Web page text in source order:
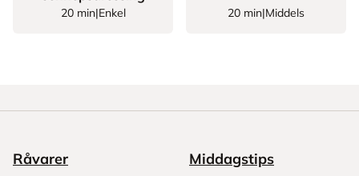
20 min|Enkel 20 min|Middels
Råvarer Middagstips